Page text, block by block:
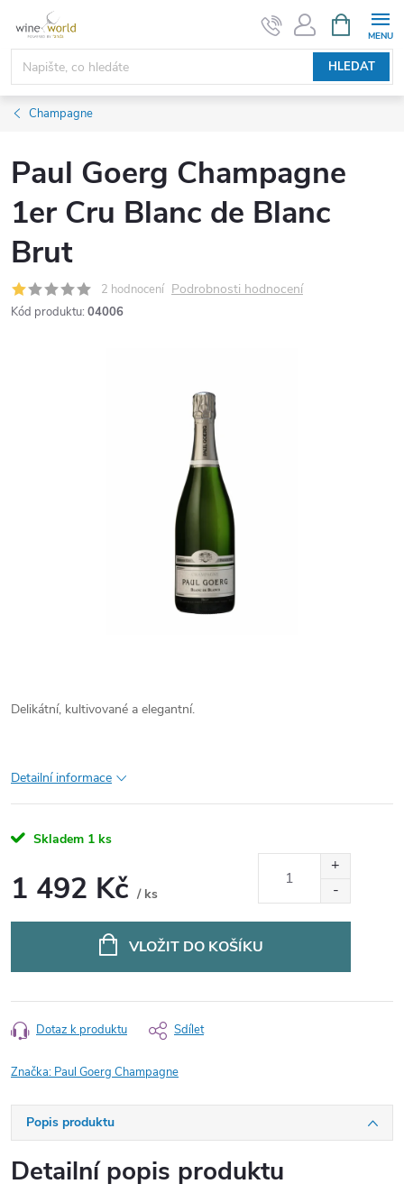
obsah
HLEDAT
NÁKUPNÍ
KOŠÍK
Champagne
Paul Goerg Champagne
1er Cru Blanc de Blanc
Brut
2 hodnocení Podrobnosti hodnocení
Kód produktu: 04006
Delikátní, kultivované a elegantní.
Detailní informace
Skladem 1 ks
1 492 Kč / ks
VLOŽIT DO KOŠÍKU
Dotaz k produktu Sdílet
Značka: Paul Goerg Champagne
Popis produktu
Detailní popis produktu